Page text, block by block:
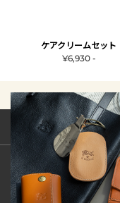
ケアクリームセット
¥6,930 -
新規会員登録
ご利用ガイド